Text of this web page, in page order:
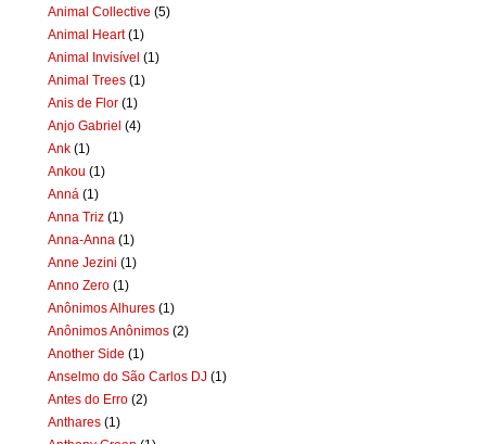
Animal Collective (5)
Animal Heart (1)
Animal Invisível (1)
Animal Trees (1)
Anis de Flor (1)
Anjo Gabriel (4)
Ank (1)
Ankou (1)
Anná (1)
Anna Triz (1)
Anna-Anna (1)
Anne Jezini (1)
Anno Zero (1)
Anônimos Alhures (1)
Anônimos Anônimos (2)
Another Side (1)
Anselmo do São Carlos DJ (1)
Antes do Erro (2)
Anthares (1)